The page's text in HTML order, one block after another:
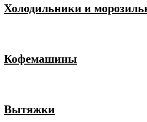
Холодильники и
Кофемашины
Вытяжки